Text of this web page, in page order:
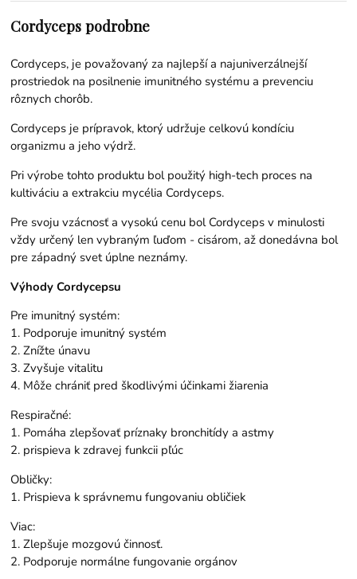
Cordyceps podrobne
Cordyceps, je považovaný za najlepší a najuniverzálnejší
prostriedok na posilnenie imunitného systému a prevenciu
rôznych chorôb.
Cordyceps je prípravok, ktorý udržuje celkovú kondíciu
organizmu a jeho výdrž.
Pri výrobe tohto produktu bol použitý high-tech proces na
kultiváciu a extrakciu mycélia Cordyceps.
Pre svoju vzácnosť a vysokú cenu bol Cordyceps v minulosti
vždy určený len vybraným ľuďom - cisárom, až donedávna bol
pre západný svet úplne neznámy.
Výhody Cordycepsu
Pre imunitný systém:
1. Podporuje imunitný systém
2. Znížte únavu
3. Zvyšuje vitalitu
4. Môže chrániť pred škodlivými účinkami žiarenia
Respiračné:
1. Pomáha zlepšovať príznaky bronchitídy a astmy
2. prispieva k zdravej funkcii pľúc
Obličky:
1. Prispieva k správnemu fungovaniu obličiek
Viac:
1. Zlepšuje mozgovú činnosť.
2. Podporuje normálne fungovanie orgánov